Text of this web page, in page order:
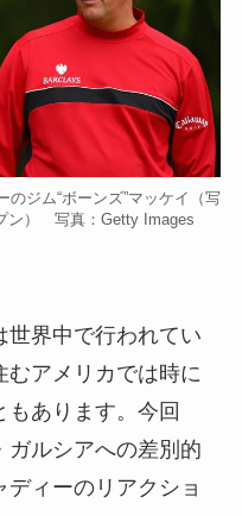
ジム“ボーンズ”マッケイ（写
ン） 写真：Getty Images
世界中で行われてい
むアメリカでは時に
あります。今回
ガルシアへの差別的
ィーのリアクショ